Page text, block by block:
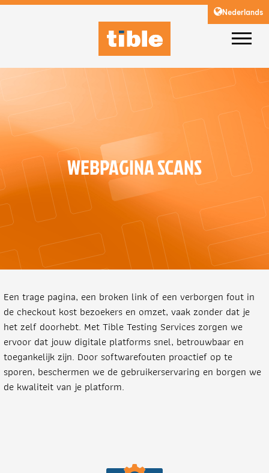
Nederlands
WEBPAGINA SCANS
Een trage pagina, een broken link of een verborgen fout in
de checkout kost bezoekers en omzet, vaak zonder dat je
het zelf doorhebt. Met Tible Testing Services zorgen we
ervoor dat jouw digitale platforms snel, betrouwbaar en
toegankelijk zijn. Door softwarefouten proactief op te
sporen, beschermen we de gebruikerservaring en borgen we
de kwaliteit van je platform.